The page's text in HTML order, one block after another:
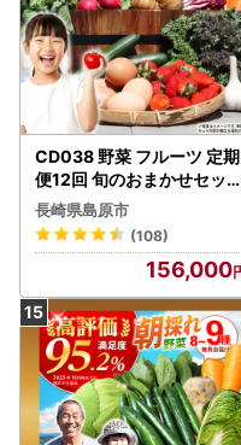
CD038 野菜 フルーツ 定期
便12回 旬のおまかせセット
野菜 フルーツ13～14品目
卵6玉
長崎県島原市
(108)
156,000